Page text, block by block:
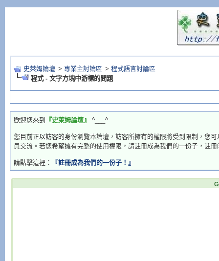
史萊姆論壇 > 專業主討論區 > 程式語言討論區
程式 - 文字方塊中游標的問題
歡迎您來到 『史萊姆論壇』 ^___^
您目前正以訪客的身份瀏覽本論壇，訪客所擁有的權限將受到限制，您
員交流。若您希望擁有完整的使用權限，請註冊成為我們的一份子，註
請點擊這裡： 『註冊成為我們的一份子！』